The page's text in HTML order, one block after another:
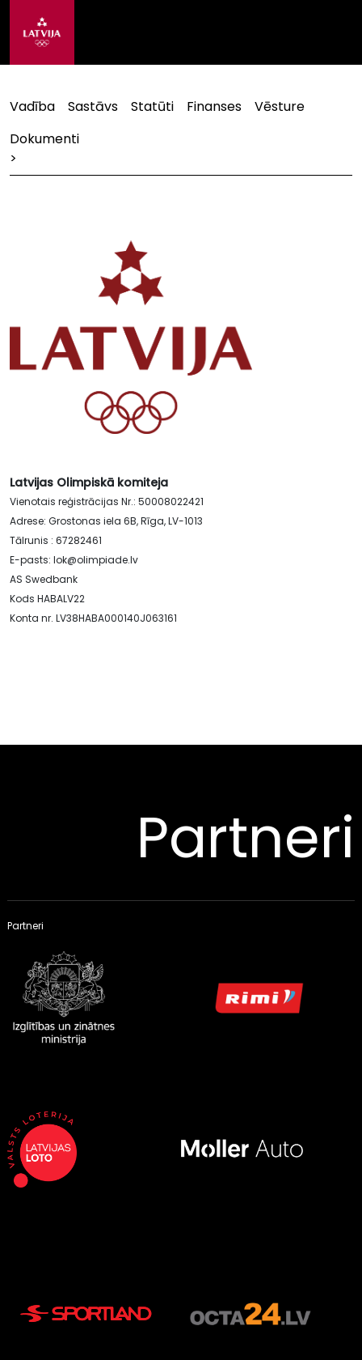
Vadība Sastāvs Statūti Finanses
Vēsture
Dokumenti
>
Latvijas Olimpiskā komiteja
Vienotais reģistrācijas Nr.: 50008022421
Adrese: Grostonas iela 6B, Rīga, LV-1013
Tālrunis : 67282461
E-pasts: lok@olimpiade.lv
AS Swedbank
Kods HABALV22
Konta nr. LV38HABA000140J063161
Partneri
Partneri